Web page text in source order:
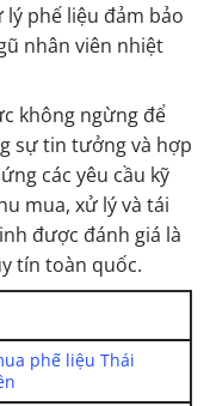
phế liệu đảm bảo
nhân viên nhiệt
không ngừng để
sự tin tưởng và hợp
các yêu cầu kỹ
mua, xử lý và tái
được đánh giá là
tín toàn quốc.
phế liệu Thái